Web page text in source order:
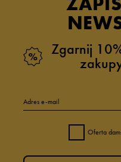
Zgarnij
Adres e-mail
Oferta